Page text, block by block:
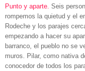
Punto y aparte. Seis
rompemos la quietud y el
Rodeche y los parajes
empezando a hacer su
barranco, el pueblo no se
muros. Pilar, como nativa
conocedor de todos los